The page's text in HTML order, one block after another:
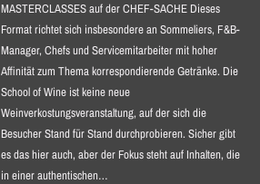
MASTERCLASSES auf der CHEF-SACHE Dieses
Format richtet sich insbesondere an Sommeliers, F&B-
Manager, Chefs und Servicemitarbeiter mit hoher
Affinität zum Thema korrespondierende Getränke. Die
School of Wine ist keine neue
Weinverkostungsveranstaltung, auf der sich die
Besucher Stand für Stand durchprobieren. Sicher gibt
es das hier auch, aber der Fokus steht auf Inhalten, die
in einer authentischen…